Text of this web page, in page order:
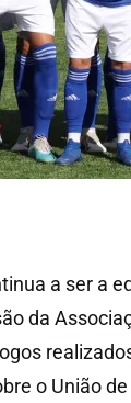
a ser a
da
o União